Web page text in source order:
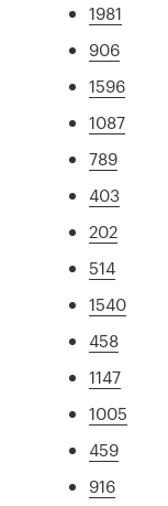
1981
906
1596
1087
789
403
202
514
1540
458
1147
1005
459
916